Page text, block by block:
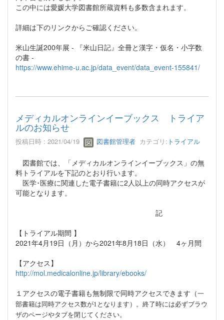
この中には愛媛大学図書館所蔵資料も多数含まれます。
詳細は下のリンクからご確認ください。
米山生誕200年展 - 『米山日記』全冊と漢字・仮名・小字数
の書 -
https://www.ehime-u.ac.jp/data_event/data_event-155841/
メディカルオンラインイーブックス トライア
ルのお知らせ
投稿日時 : 2021/04/19 図書館管理者 カテゴリ: トライアル
図書館では、「メディカルオンラインイーブックス」の無
料トライアルを下記のとおり行います。
医学･医療に関連した電子書籍に2人以上の同時アクセスが
可能となります。
記
【トライアル期間 】
2021年4月19日（月）から2021年8月18日（水） 4ヶ月間
【アクセス】
http://mol.medicalonline.jp/library/ebooks/
１アクセスの電子書籍も無制限で同時アクセスできます（一
部書籍は同時アクセス数が1となります ）。終了時には必ずブラウ
ザのページやタブを閉じてください。